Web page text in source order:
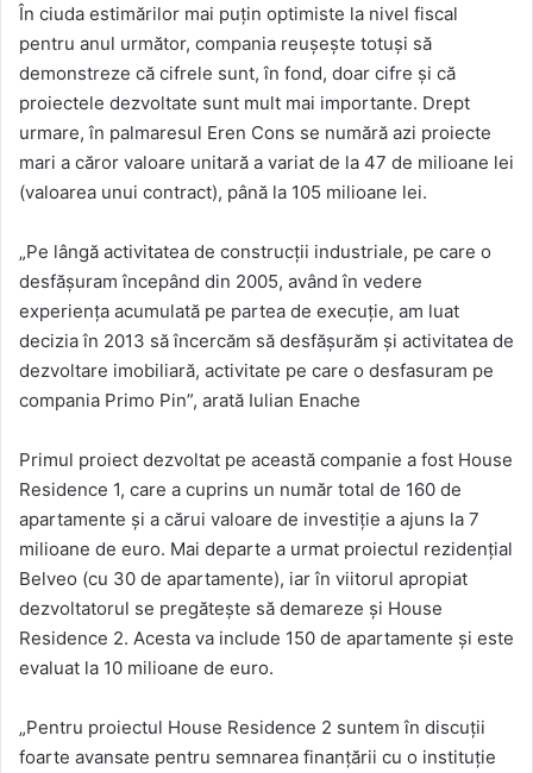
În ciuda estimărilor mai puțin optimiste la nivel fiscal
pentru anul următor, compania reușește totuși să
demonstreze că cifrele sunt, în fond, doar cifre și că
proiectele dezvoltate sunt mult mai importante. Drept
urmare, în palmaresul Eren Cons se numără azi proiecte
mari a căror valoare unitară a variat de la 47 de milioane lei
(valoarea unui contract), până la 105 milioane lei.
„Pe lângă activitatea de construcții industriale, pe care o
desfășuram începând din 2005, având în vedere
experiența acumulată pe partea de execuție, am luat
decizia în 2013 să încercăm să desfășurăm și activitatea de
dezvoltare imobiliară, activitate pe care o desfasuram pe
compania Primo Pin”, arată Iulian Enache
Primul proiect dezvoltat pe această companie a fost House
Residence 1, care a cuprins un număr total de 160 de
apartamente și a cărui valoare de investiție a ajuns la 7
milioane de euro. Mai departe a urmat proiectul rezidențial
Belveo (cu 30 de apartamente), iar în viitorul apropiat
dezvoltatorul se pregătește să demareze și House
Residence 2. Acesta va include 150 de apartamente și este
evaluat la 10 milioane de euro.
„Pentru proiectul House Residence 2 suntem în discuții
foarte avansate pentru semnarea finanțării cu o instituție